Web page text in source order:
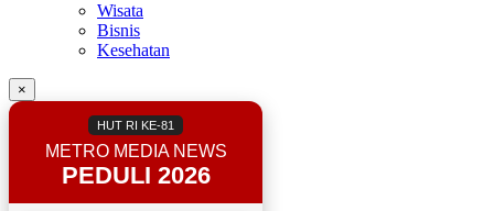
Wisata
Bisnis
Kesehatan
×
HUT RI KE-81
METRO MEDIA NEWS
PEDULI 2026